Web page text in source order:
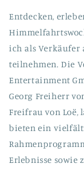
Entdecken,
ich als Verkäufer
teilnehmen. Die
Entertainment
Georg Freiherr
Freifrau von Loë,
bieten ein
Erlebnisse sowie